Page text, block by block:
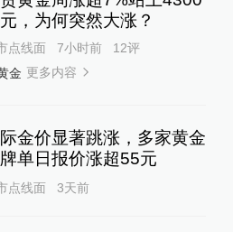
，为何突然大涨？
点线面 7小时前 12评
金 更多内容
金价显著跳涨，多家黄金
单日报价涨超55元
点线面 3天前